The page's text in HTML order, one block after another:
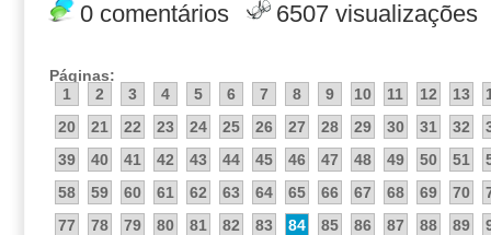
0 comentários 6507 visualizações
Páginas:
1
2 3 4 5 6 7 8 9 10 11 12 13
20
21 22 23 24 25 26 27 28 29 30 31 32
39
40 41 42 43 44 45 46 47 48 49 50 51
58
59 60 61 62 63 64 65 66 67 68 69 70
77
78 79 80 81 82 83 84 85 86 87 88 89